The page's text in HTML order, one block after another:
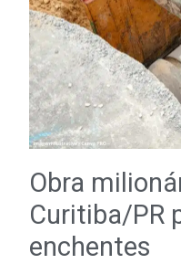
Obra
Curitiba/PR
enchentes